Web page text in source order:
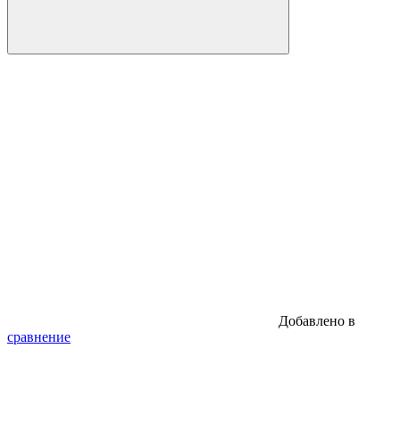
Добавлено в
сравнение